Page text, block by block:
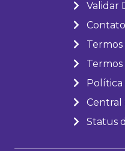
Validar
Contato
Política
Central
Status